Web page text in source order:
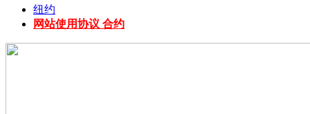
纽约
网站使用协议 合约